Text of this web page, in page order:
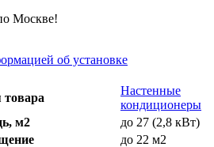
Москве!
об установке
товара
Настенные
кондиционеры
м2
до 27 (2,8 кВт)
до 22 м2